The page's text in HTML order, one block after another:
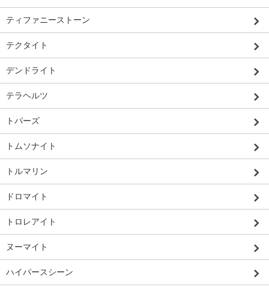
ティファニーストーン
テクタイト
デンドライト
テラヘルツ
トパーズ
トムソナイト
トルマリン
ドロマイト
トロレアイト
ヌーマイト
ハイパースシーン